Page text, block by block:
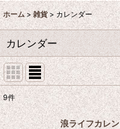
ホーム > 雑貨 > カレンダー
カレンダー
表示数:
9件
浪ライフカレ